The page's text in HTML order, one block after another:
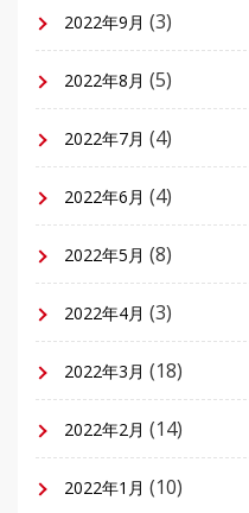
2022年9月 (3)
2022年8月 (5)
2022年7月 (4)
2022年6月 (4)
2022年5月 (8)
2022年4月 (3)
2022年3月 (18)
2022年2月 (14)
2022年1月 (10)